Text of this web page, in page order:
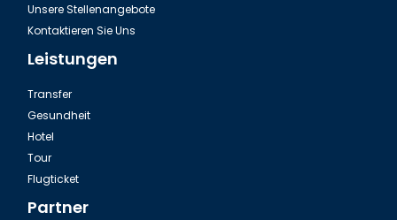
Unsere Stellenangebote
Kontaktieren Sie Uns
Leistungen
Transfer
Gesundheit
Hotel
Tour
Flugticket
Partner